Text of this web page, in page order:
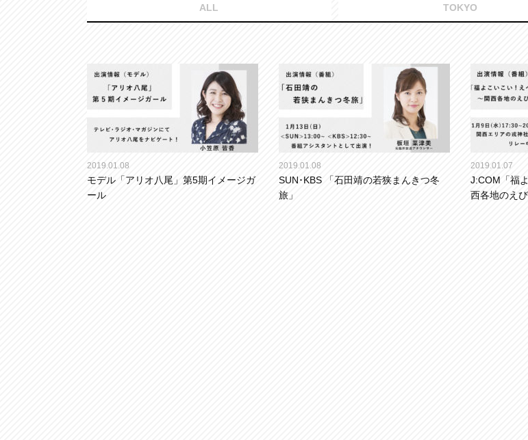
ALL TOKYO
2019.01.08
モデル「アリオ八尾」第5期イメージガ
ール
2019.01.08
SUN･KBS 「石田靖の若狭まんきつ冬
旅」
2019.01.07
J:COM「福
西各地のえび